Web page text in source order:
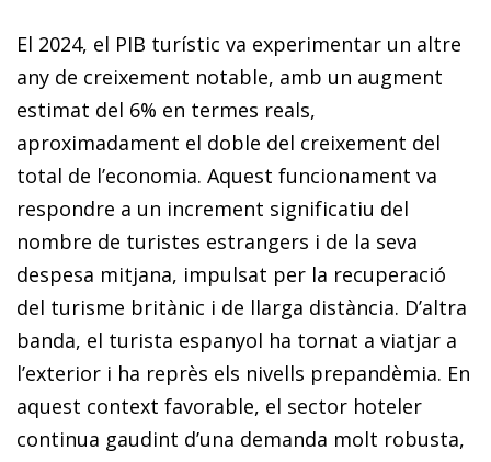
El 2024, el PIB turístic va experimentar un altre
any de creixement notable, amb un augment
estimat del 6% en termes reals,
aproximadament el doble del creixement del
total de l’economia. Aquest funcionament va
respondre a un increment significatiu del
nombre de turistes estrangers i de la seva
despesa mitjana, impulsat per la recuperació
del turisme britànic i de llarga distància. D’altra
banda, el turista espanyol ha tornat a viatjar a
l’exterior i ha reprès els nivells prepandèmia. En
aquest context favorable, el sector hoteler
continua gaudint d’una demanda molt robusta,